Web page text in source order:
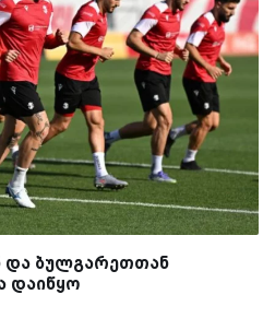
და ბულგარეთთან
დაიწყო